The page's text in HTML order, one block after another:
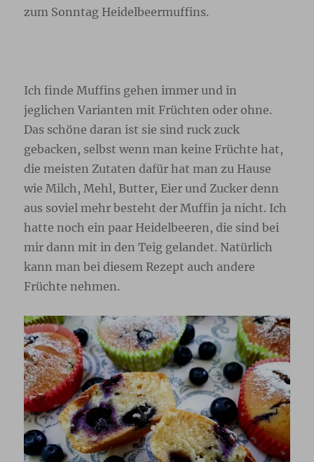
zum Sonntag Heidelbeermuffins.
Ich finde Muffins gehen immer und in
jeglichen Varianten mit Früchten oder ohne.
Das schöne daran ist sie sind ruck zuck
gebacken, selbst wenn man keine Früchte hat,
die meisten Zutaten dafür hat man zu Hause
wie Milch, Mehl, Butter, Eier und Zucker denn
aus soviel mehr besteht der Muffin ja nicht. Ich
hatte noch ein paar Heidelbeeren, die sind bei
mir dann mit in den Teig gelandet. Natürlich
kann man bei diesem Rezept auch andere
Früchte nehmen.